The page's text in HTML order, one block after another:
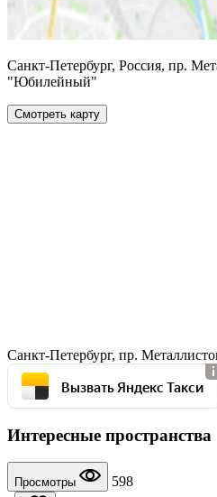
Санкт-Петербург, Россия, пр.
"Юбилейный"
Смотреть карту
Санкт-Петербург, пр.
Вызвать Яндекс Такси
Интересные пространства
Просмотры
598